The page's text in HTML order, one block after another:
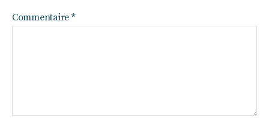
Commentaire *